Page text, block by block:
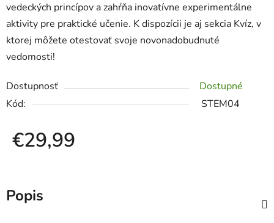
vedeckých princípov a zahŕňa inovatívne experimentálne
aktivity pre praktické učenie. K dispozícii je aj sekcia Kvíz, v
ktorej môžete otestovať svoje novonadobudnuté
vedomosti!
Dostupnosť
Dostupné
Kód:
STEM04
€29,99
Popis